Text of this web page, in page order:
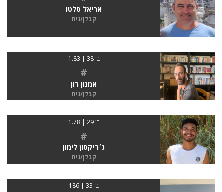
אריאל סלטו
קבלן/נית
בן 38 | 1.83
#
אמנון רון
קבלן/נית
בן 29 | 1.78
#
ג׳ריקסון לימון
קבלן/נית
בן 33 | 186